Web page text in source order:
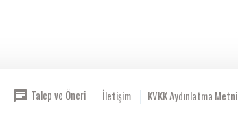
Talep ve Öneri İletişim KVKK Aydınlatma Metni